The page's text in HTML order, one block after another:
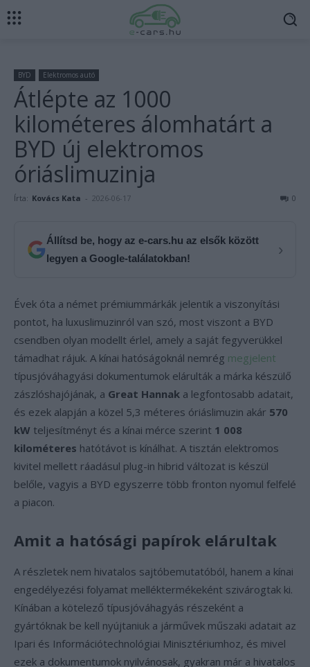
BYD Elektromos autó
Átlépte az 1000
kilométeres álomhatárt a
BYD új elektromos
óriáslimuzinja
Írta: Kovács Kata - 2026-06-17 0
Állítsd be, hogy az e-cars.hu az elsők között
legyen a Google-találatokban!
›
Évek óta a német prémiummárkák jelentik a viszonyítási
pontot, ha luxuslimuzinról van szó, most viszont a BYD
csendben olyan modellt érlel, amely a saját fegyverükkel
támadhat rájuk. A kínai hatóságoknál nemrég megjelent
típusjóváhagyási dokumentumok elárulták a márka készülő
zászlóshajójának, a Great Hannak a legfontosabb adatait,
és ezek alapján a közel 5,3 méteres óriáslimuzin akár 570
kW teljesítményt és a kínai mérce szerint 1 008
kilométeres hatótávot is kínálhat. A tisztán elektromos
kivitel mellett ráadásul plug-in hibrid változat is készül
belőle, vagyis a BYD egyszerre több fronton nyomul felfelé
a piacon.
Amit a hatósági papírok elárultak
A részletek nem hivatalos sajtóbemutatóból, hanem a kínai
engedélyezési folyamat melléktermékeként szivárogtak ki.
Kínában a kötelező típusjóváhagyás részeként a
gyártóknak be kell nyújtaniuk a járművek műszaki adatait az
Ipari és Információtechnológiai Minisztériumhoz, és mivel
ezek a dokumentumok nyilvánosak, gyakran már a hivatalos